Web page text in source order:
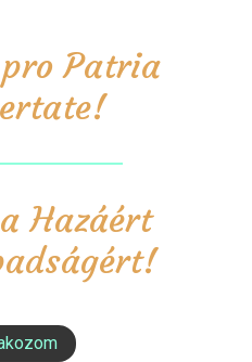
pro Patria
Hazáért